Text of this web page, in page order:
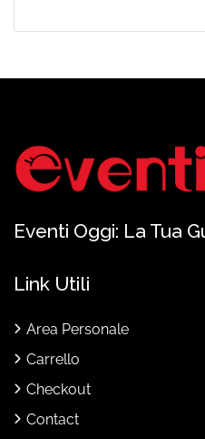
Eventi Oggi: La Tua
Link Utili
Area Personale
Carrello
Checkout
Contact